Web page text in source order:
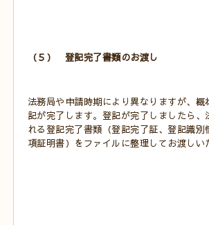
（５） 登記完了書類のお渡し
法務局や申請時期により異なりますが、概
記が完了します。登記が完了しましたら、
れる登記完了書類（登記完了証、登記識別
項証明書）をファイルに整理してお渡しい